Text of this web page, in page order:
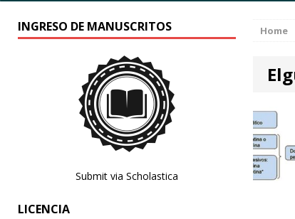
Home
INGRESO DE MANUSCRITOS
Submit via Scholastica
LICENCIA